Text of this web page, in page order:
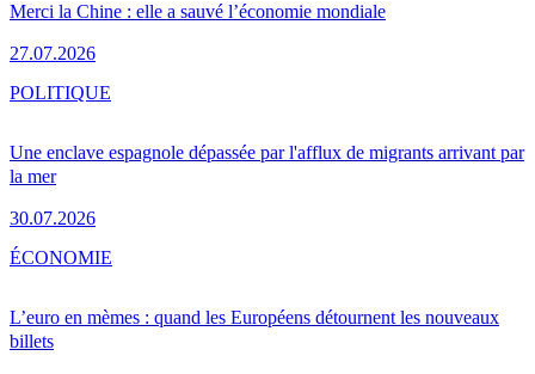
Merci la Chine : elle a sauvé l’économie mondiale
27.07.2026
Une enclave espagnole dépassée par l'afflux de migrants arrivant par
la mer
30.07.2026
POLITIQUE
L’euro en mèmes : quand les Européens détournent les nouveaux
billets
ÉCONOMIE